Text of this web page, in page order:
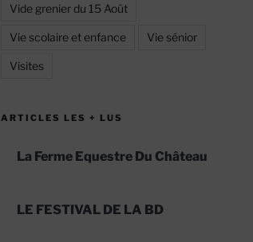
Vide grenier du 15 Août
Vie scolaire et enfance Vie sénior
Visites
ARTICLES LES + LUS
La Ferme Equestre Du Château
LE FESTIVAL DE LA BD